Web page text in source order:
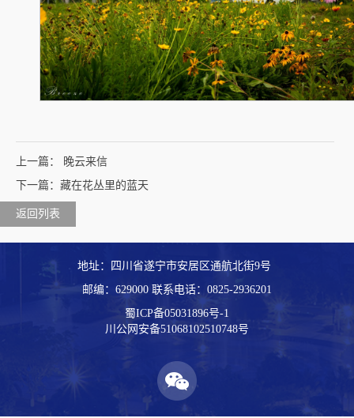
上一篇： 晚云来信
下一篇：藏在花丛里的蓝天
返回列表
地址：四川省遂宁市安居区通航北街9号
邮编：629000 联系电话： 0825-2936201
蜀ICP备05031896号-1
川公网安备51068102510748号